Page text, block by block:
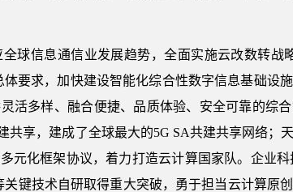
球信息通信业发展趋势，全面实施云改数转战
要求，加快建设智能化综合性数字信息基础设
活多样、融合便捷、品质体验、安全可靠的综
享，建成了全球最大的5G SA共建共享网络；
元化框架协议，着力打造云计算国家队。企业
键技术自研取得重大突破，勇于担当云计算原